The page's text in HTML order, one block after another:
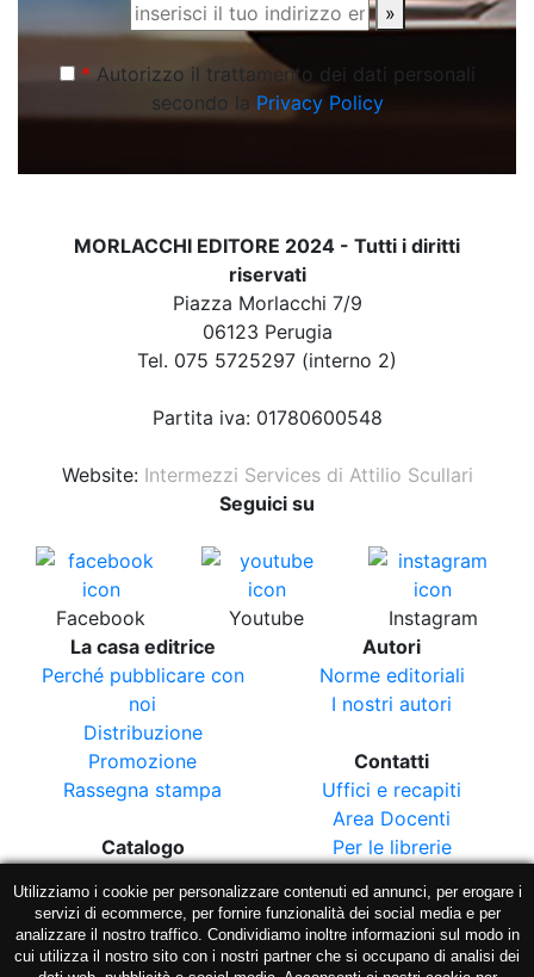
»
* Autorizzo il trattamento dei dati personali
secondo la Privacy Policy
MORLACCHI EDITORE 2024 - Tutti i diritti
riservati
Piazza Morlacchi 7/9
06123 Perugia
Tel. 075 5725297 (interno 2)
Partita iva: 01780600548
Website: Intermezzi Services di Attilio Scullari
Seguici su
Facebook Youtube
Instagram
La casa editrice
Perché pubblicare con
noi
Distribuzione
Promozione
Rassegna stampa
Catalogo
Le riviste
Aree disciplinari
Autori
Norme editoriali
I nostri autori
Contatti
Uffici e recapiti
Area Docenti
Per le librerie
Morlacchi Varia
Libreria Morlacchi
Utilizziamo i cookie per personalizzare contenuti ed annunci, per erogare i
servizi di ecommerce, per fornire funzionalità dei social media e per
analizzare il nostro traffico. Condividiamo inoltre informazioni sul modo in
cui utilizza il nostro sito con i nostri partner che si occupano di analisi dei